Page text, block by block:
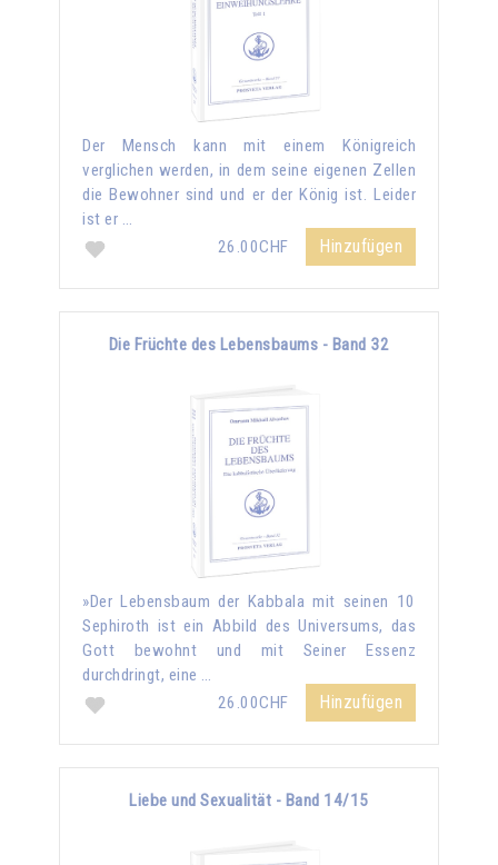
Der Mensch kann mit einem Königreich
verglichen werden, in dem seine eigenen Zellen
die Bewohner sind und er der König ist. Leider
ist er …
26.00CHF
Hinzufügen
Die Früchte des Lebensbaums - Band 32
»Der Lebensbaum der Kabbala mit seinen 10
Sephiroth ist ein Abbild des Universums, das
Gott bewohnt und mit Seiner Essenz
durchdringt, eine …
26.00CHF
Hinzufügen
Liebe und Sexualität - Band 14/15